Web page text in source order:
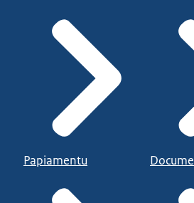
Papiamentu